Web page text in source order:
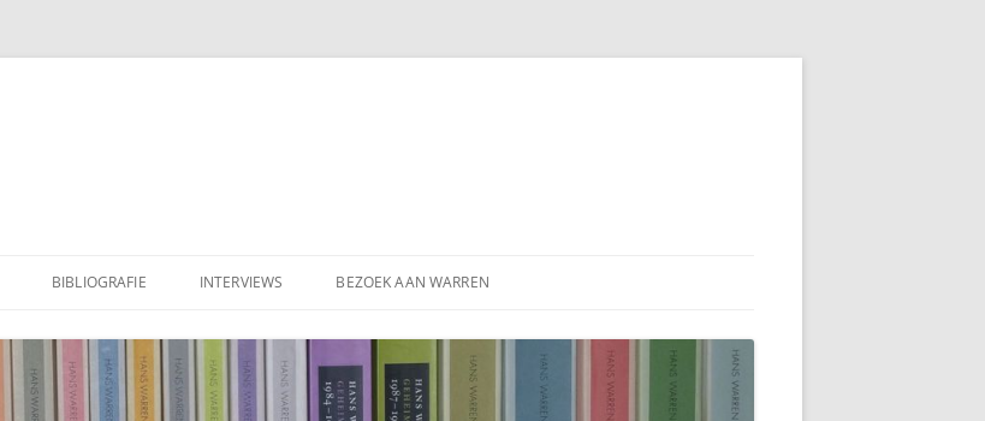
BIBLIOGRAFIE INTERVIEWS BEZOEK AAN WARREN